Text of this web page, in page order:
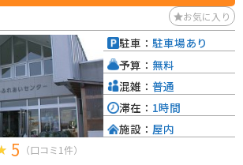
お気に入り
5 （口コミ1件）
駐車： 駐車場あり
予算： 無料
混雑： 普通
滞在： 1時間
施設： 屋内